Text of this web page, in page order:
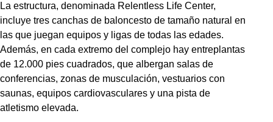
La estructura, denominada Relentless Life Center,
incluye tres canchas de baloncesto de tamaño natural en
las que juegan equipos y ligas de todas las edades.
Además, en cada extremo del complejo hay entreplantas
de 12.000 pies cuadrados, que albergan salas de
conferencias, zonas de musculación, vestuarios con
saunas, equipos cardiovasculares y una pista de
atletismo elevada.